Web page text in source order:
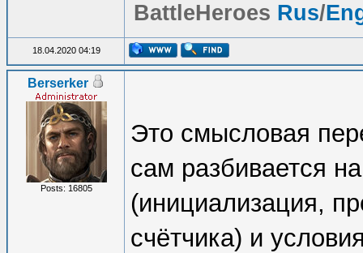
BattleHeroes Rus/
18.04.2020 04:19
Berserker
Posts: 16805
Это смысловая
сам разбивается
(инициализация,
счётчика) и